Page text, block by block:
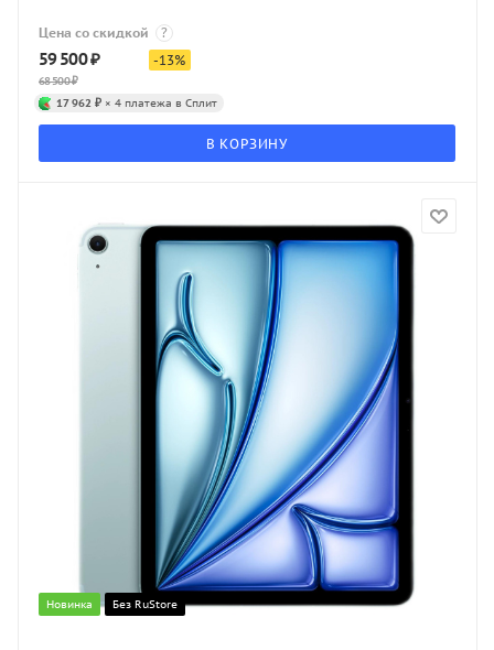
Цена со скидкой ?
59 500₽
68 500₽
-13%
17 962 ₽ × 4 платежа в Сплит
В КОРЗИНУ
Новинка Без RuStore